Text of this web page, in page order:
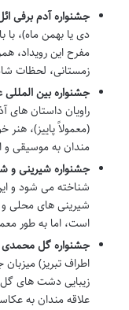
جشنواره آدم برفی
دی یا بهمن ماه)،
مفرح این رویداد،
زمستانی، لحظات
جشنواره بین
راویان داستان های
(معمولاً پاییز)، هنر
مندان به موسیقی
جشنواره شیرینی و
شناخته می شود و
شیرینی های محلی و
است، اما به طور
جشنواره گل
اطراف تبریز)
زیبایی دشت های
علاقه مندان به